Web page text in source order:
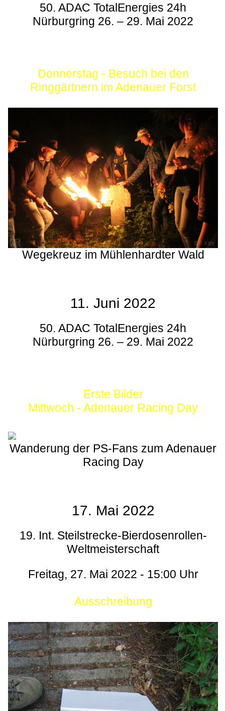
50. ADAC TotalEnergies 24h
Nürburgring 26. – 29. Mai 2022
Donnerstag - Besuch bei den
Ringgärtnern im Adenauer Forst
Wegekreuz im Mühlenhardter Wald
11. Juni 2022
50. ADAC TotalEnergies 24h
Nürburgring 26. – 29. Mai 2022
Erste Bilder
Mittwoch - Adenauer Racing Day
Wanderung der PS-Fans zum Adenauer
Racing Day
17. Mai 2022
19. Int. Steilstrecke-Bierdosenrollen-
Weltmeisterschaft
Freitag, 27. Mai 2022 - 15:00 Uhr
Ausschreibung